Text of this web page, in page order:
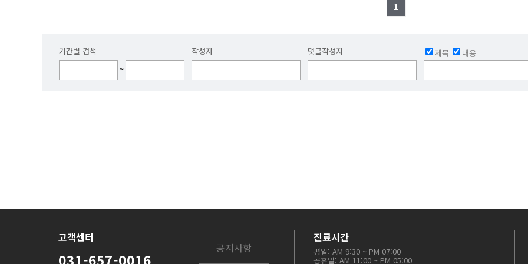
1
기간별 검색
~
작성자 댓글작성자 제목 내용
고객센터
031-657-0016
공지사항
진료시간
평일: AM 9:30 ~ PM 07:00
공휴일: AM 11:00 ~ PM 05:00